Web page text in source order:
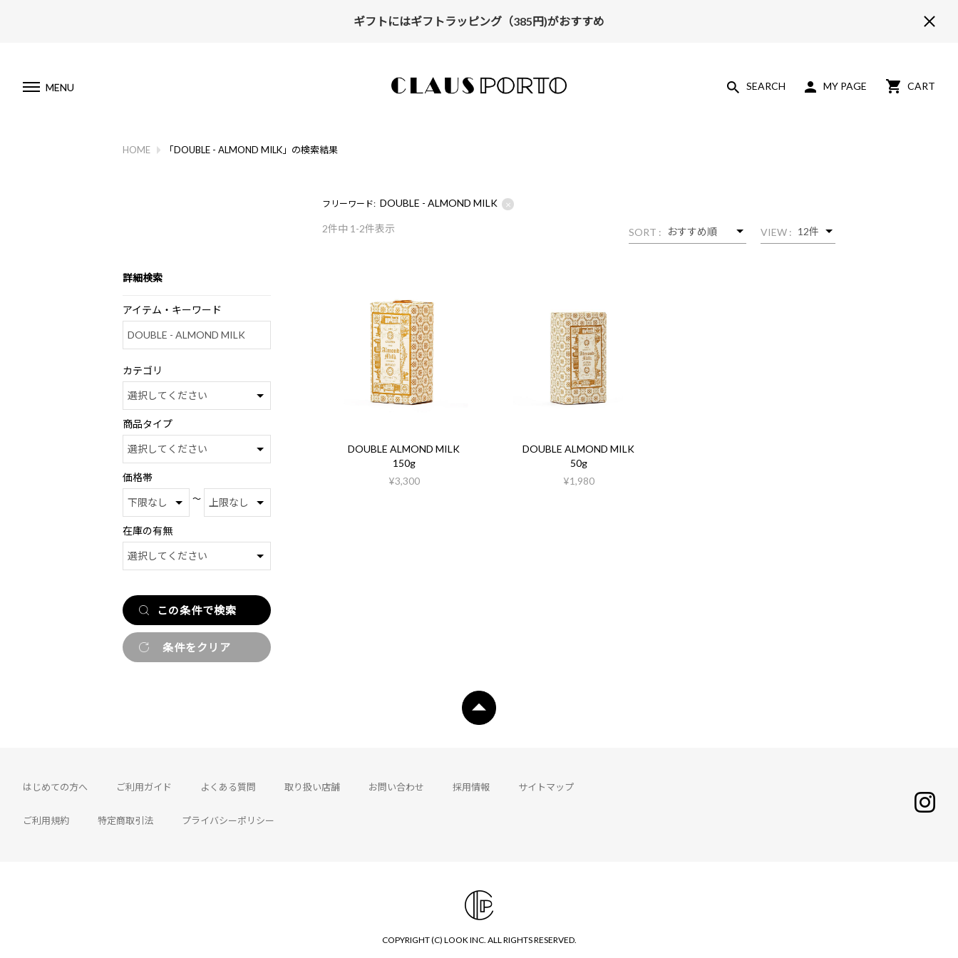
ギフトにはギフトラッピング（385円)がおすすめ
MENU SEARCH MY PAGE CART
HOME 「DOUBLE - ALMOND MILK」の検索結果
詳細検索
アイテム・キーワード
カテゴリ
商品タイプ
価格帯
～
在庫の有無
フリーワード: DOUBLE - ALMOND MILK ×
2件中 1-2件表示 SORT : VIEW :
DOUBLE ALMOND MILK
150g
¥3,300
DOUBLE ALMOND MILK
50g
¥1,980
はじめての方へ ご利用ガイド よくある質問 取り扱い店舗 お問い合わせ 採用情報 サイトマップ
ご利用規約 特定商取引法 プライバシーポリシー
COPYRIGHT (C) LOOK INC. ALL RIGHTS RESERVED.